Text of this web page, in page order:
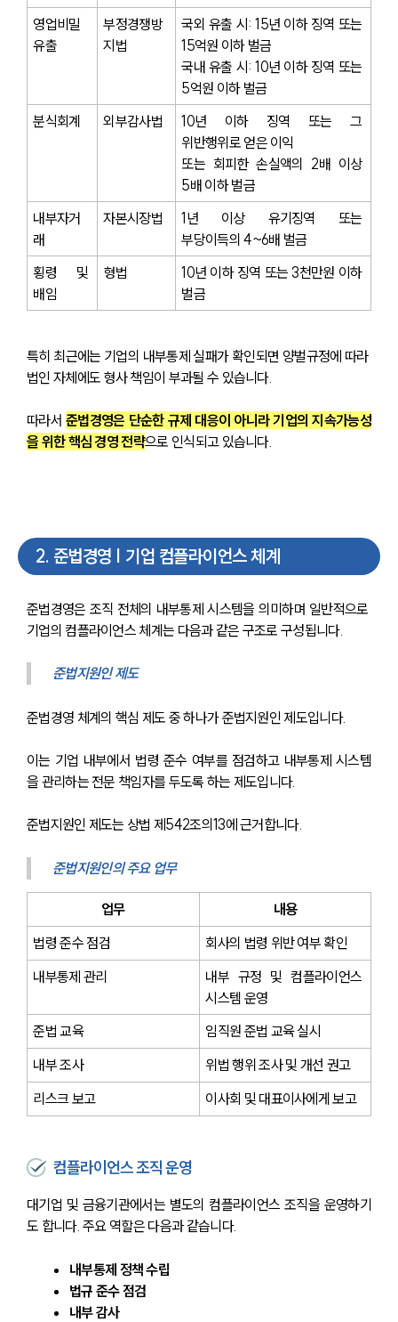
영업비밀
유출
부정경쟁방
지법
국외 유출 시: 15년 이하 징역 또는
15억원 이하 벌금
국내 유출 시: 10년 이하 징역 또는
5억원 이하 벌금
분식회계
외부감사법
10년 이하 징역 또는 그
위반행위로 얻은 이익
또는 회피한 손실액의 2배 이상
5배 이하 벌금
내부자거
래
자본시장법
1년 이상 유기징역 또는
부당이득의 4~6배 벌금
횡령 및
배임
형법
10년 이하 징역 또는 3천만원 이하
벌금
특히 최근에는 기업의 내부통제 실패가 확인되면 양벌규정에 따라
법인 자체에도 형사 책임이 부과될 수 있습니다.
따라서 준법경영은 단순한 규제 대응이 아니라 기업의 지속가능성
을 위한 핵심 경영 전략으로 인식되고 있습니다.
2. 준법경영 | 기업 컴플라이언스 체계
준법경영은 조직 전체의 내부통제 시스템을 의미하며 일반적으로
기업의 컴플라이언스 체계는 다음과 같은 구조로 구성됩니다.
준법지원인 제도
준법경영 체계의 핵심 제도 중 하나가 준법지원인 제도입니다.
이는 기업 내부에서 법령 준수 여부를 점검하고 내부통제 시스템
을 관리하는 전문 책임자를 두도록 하는 제도입니다.
준법지원인 제도는 상법 제542조의13에 근거합니다.
준법지원인의 주요 업무
업무
내용
법령 준수 점검
회사의 법령 위반 여부 확인
내부통제 관리
내부 규정 및 컴플라이언스
시스템 운영
준법 교육
임직원 준법 교육 실시
내부 조사
위법 행위 조사 및 개선 권고
리스크 보고
이사회 및 대표이사에게 보고
컴플라이언스 조직 운영
대기업 및 금융기관에서는 별도의 컴플라이언스 조직을 운영하기
도 합니다. 주요 역할은 다음과 같습니다.
내부통제 정책 수립
법규 준수 점검
내부 감사